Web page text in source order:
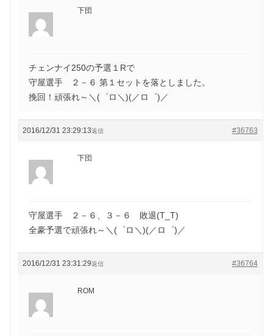
下団
チェンナイ250の予選１Rで
守屋選手 ２－６ 第１セットを落としました。
挽回！頑張れ～＼(゜ロ＼)(／ロ゜)／
2016/12/31 23:29:13 #36763
返信
下団
守屋選手 ２－６、３－６ 敗退(T_T)
全豪予選で頑張れ～＼(゜ロ＼)(／ロ゜)／
2016/12/31 23:31:29 #36764
返信
ROM